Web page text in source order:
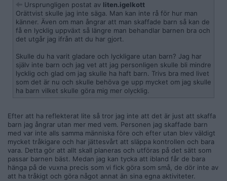
Ursprungligen postat av liten.igelkott
Orättvist skulle jag inte säga. Man kan inte rå för hur man
känner. Även om man ångrar att man skaffade barn så kan de
få en lycklig uppväxt så längre man behandlar barnen bra och
det utgår jag ifrån att du har gjort.
Skulle du ha varit gladare och lyckligare utan barn? Jag har
själv inte barn och jag vet att jag personligen skulle bli mindre
lycklig och glad om jag skulle ha haft barn. Trivs bra med livet
som det är nu och skulle behöva ge upp mycket om jag skulle
ha barn vilket skulle göra mig mer olycklig.
Efter att ha reflekterat lite så tror jag inte att det är just att skaffa
barn jag ångrar utan mer med vem. Personen jag skaffade barn
med var inte alls samma människa före och efter utan blev väldigt
mycket tråkigare och har jättesvårt att släppa kontrollen och bara
vara. Detta gör att allt skall planeras och utföras på det sätt som
passar barnen bäst. Medan jag kan tycka att ibland får de bara
hänga på de vuxna precis som vi fick göra som små, de dör inte av
att ha tråkigt och göra något annat än sina egna aktiviteter.